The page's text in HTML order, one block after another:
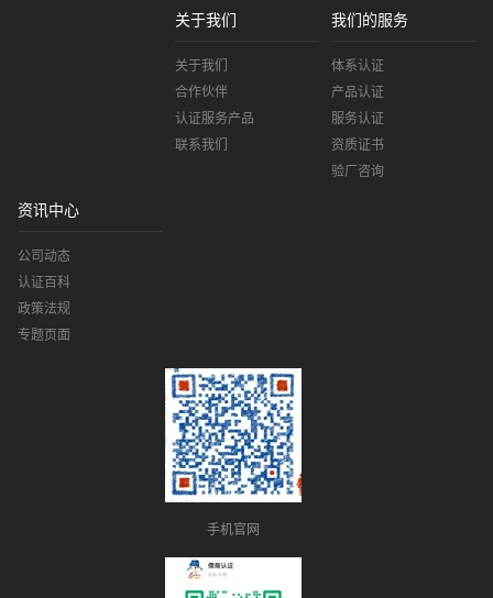
关于我们
关于我们
合作伙伴
认证服务产品
联系我们
我们的服务
体系认证
产品认证
服务认证
资质证书
验厂咨询
资讯中心
公司动态
认证百科
政策法规
专题页面
手机官网